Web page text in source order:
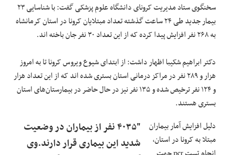
سخنگوی ستاد مدیریت کرونای دانشگاه علوم پزشکی گفت: با شناسایی ۲۳
بیمار جدید طی ۲۴ ساعت گذشته تعداد مبتلایان کرونا در استان کرمانشاه
به ۲۶۸ نفر افزایش پیدا کرده که از این تعداد ۳۰ نفر جان باخته اند.
دکتر ابراهیم شکیبا اظهار داشت: از ابتدای شیوع ویروس کرونا تا به امروز
هزار و ۲۸۹ نفر در مراکز درمانی استان بستری شده اند که از این تعداد هزار
و ۱۲۴ نفر ترخیص شده و ۱۳۵ نفر نیز در حال حاضر در بیمارستان‌های استان
بستری هستند.
"۴۰۳۵ نفر از بیماران در وضعیت
شدید این بیماری قرار دارند.وی
دلیل افزایش آمار بیماران
مبتلا به کرونا در استان،